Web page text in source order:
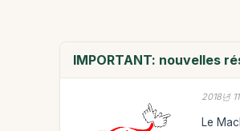
IMPORTANT: nouvelles
2018년
Le